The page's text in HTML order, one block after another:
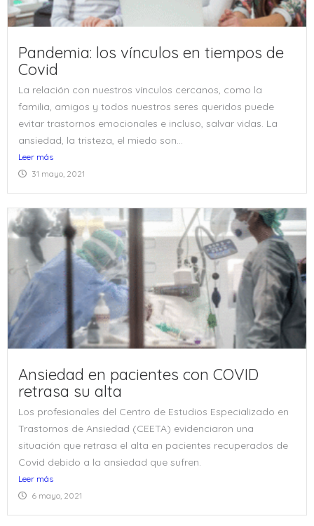
Pandemia: los vínculos en tiempos de
Covid
La relación con nuestros vínculos cercanos, como la
familia, amigos y todos nuestros seres queridos puede
evitar trastornos emocionales e incluso, salvar vidas. La
ansiedad, la tristeza, el miedo son...
Leer más
31 mayo, 2021
Ansiedad en pacientes con COVID
retrasa su alta
Los profesionales del Centro de Estudios Especializado en
Trastornos de Ansiedad (CEETA) evidenciaron una
situación que retrasa el alta en pacientes recuperados de
Covid debido a la ansiedad que sufren.
Leer más
6 mayo, 2021